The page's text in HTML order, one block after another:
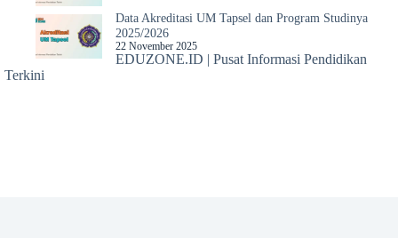
Data Akreditasi UM Tapsel dan Program Studinya
2025/2026
22 November 2025
EDUZONE.ID | Pusat Informasi Pendidikan
Terkini